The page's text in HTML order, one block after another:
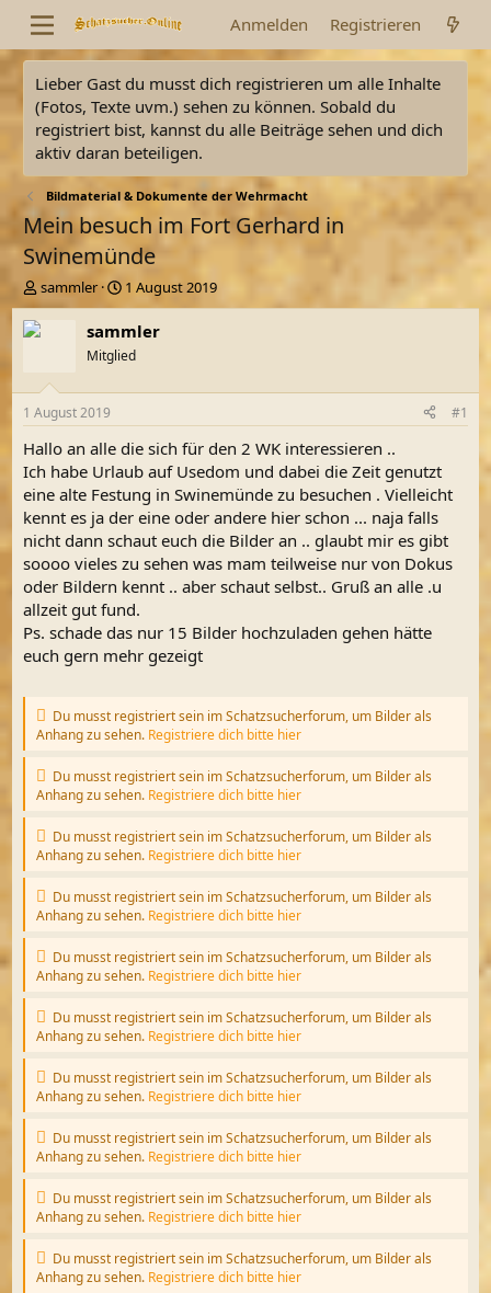
Anmelden Registrieren
Lieber Gast du musst dich registrieren um alle Inhalte
(Fotos, Texte uvm.) sehen zu können. Sobald du
registriert bist, kannst du alle Beiträge sehen und dich
aktiv daran beteiligen.
Bildmaterial & Dokumente der Wehrmacht
Mein besuch im Fort Gerhard in
Swinemünde
E
r
s
e
r
sammler
E
r
s
e
t
a
m
1 August 2019
sammler
Mitglied
1 August 2019 #1
Hallo an alle die sich für den 2 WK interessieren ..
Ich habe Urlaub auf Usedom und dabei die Zeit genutzt
eine alte Festung in Swinemünde zu besuchen . Vielleicht
kennt es ja der eine oder andere hier schon ... naja falls
nicht dann schaut euch die Bilder an .. glaubt mir es gibt
soooo vieles zu sehen was mam teilweise nur von Dokus
oder Bildern kennt .. aber schaut selbst.. Gruß an alle .u
allzeit gut fund.
Ps. schade das nur 15 Bilder hochzuladen gehen hätte
euch gern mehr gezeigt
Du musst registriert sein im Schatzsucherforum, um Bilder als
Anhang zu sehen. Registriere dich bitte hier
Du musst registriert sein im Schatzsucherforum, um Bilder als
Anhang zu sehen. Registriere dich bitte hier
Du musst registriert sein im Schatzsucherforum, um Bilder als
Anhang zu sehen. Registriere dich bitte hier
Du musst registriert sein im Schatzsucherforum, um Bilder als
Anhang zu sehen. Registriere dich bitte hier
Du musst registriert sein im Schatzsucherforum, um Bilder als
Anhang zu sehen. Registriere dich bitte hier
Du musst registriert sein im Schatzsucherforum, um Bilder als
Anhang zu sehen. Registriere dich bitte hier
Du musst registriert sein im Schatzsucherforum, um Bilder als
Anhang zu sehen. Registriere dich bitte hier
Du musst registriert sein im Schatzsucherforum, um Bilder als
Anhang zu sehen. Registriere dich bitte hier
Du musst registriert sein im Schatzsucherforum, um Bilder als
Anhang zu sehen. Registriere dich bitte hier
Du musst registriert sein im Schatzsucherforum, um Bilder als
Anhang zu sehen. Registriere dich bitte hier